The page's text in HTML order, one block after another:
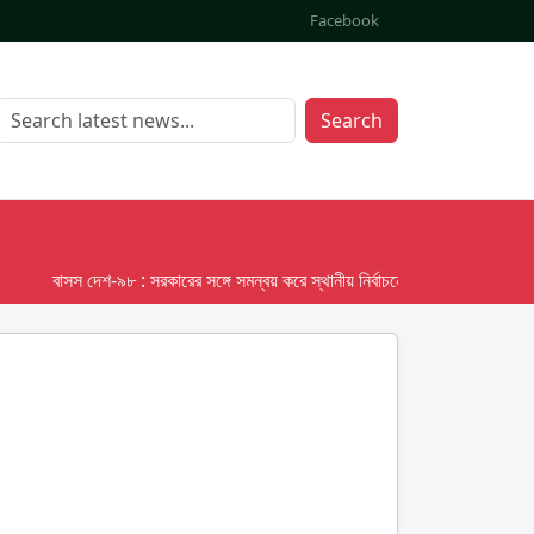
Facebook
Search
বাসস দেশ-৯৮ : সরকারের সঙ্গে সমন্বয় করে স্থানীয় নির্বাচনের তফসিল দেবে ইসি;